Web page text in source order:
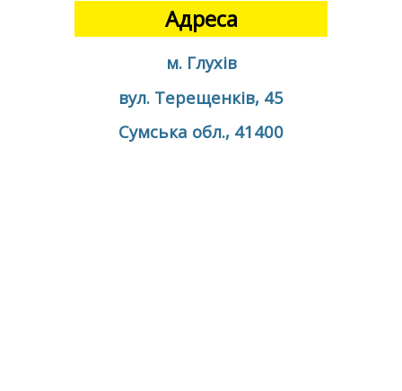
Адреса
м. Глухів
вул. Терещенків, 45
Сумська обл., 41400